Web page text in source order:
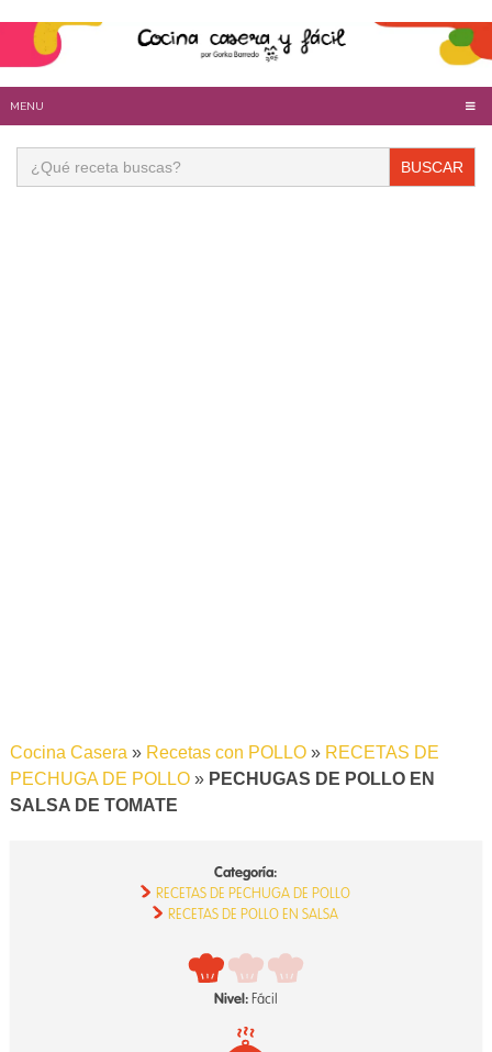
MENU
Buscar:
Cocina Casera» Recetas con POLLO» RECETAS DE
PECHUGA DE POLLO» PECHUGAS DE POLLO EN
SALSA DE TOMATE
Categoría:
RECETAS DE PECHUGA DE POLLO
RECETAS DE POLLO EN SALSA
Nivel:Fácil